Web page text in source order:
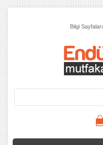
Bilgi Sayfaları